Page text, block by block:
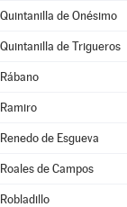
Quintanilla de Onésimo
Quintanilla de Trigueros
Rábano
Ramiro
Renedo de Esgueva
Roales de Campos
Robladillo